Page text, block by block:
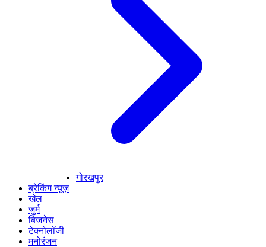
गोरखपुर
ब्रेकिंग न्यूज़
खेल
जुर्म
बिजनेस
टेक्नोलॉजी
मनोरंजन